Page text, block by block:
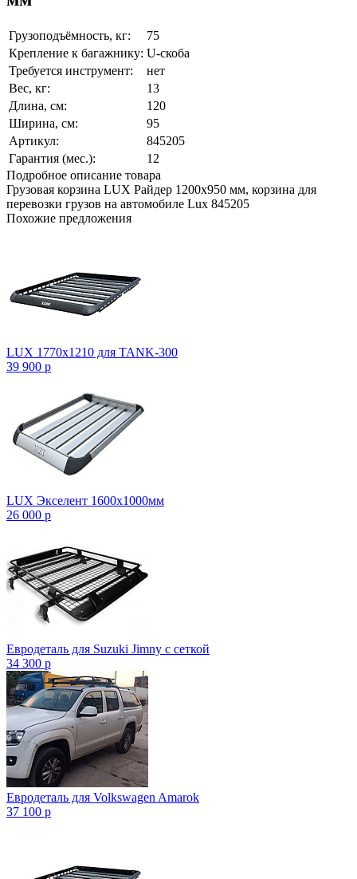
Грузоподъёмность, кг:
75
Крепление к багажнику: U-скоба
Требуется инструмент:
нет
Вес, кг:
13
Длина, см:
120
Ширина, см:
95
Артикул:
845205
Гарантия (мес.):
12
Подробное описание товара
Грузовая корзина LUX Райдер 1200х950 мм, корзина для
перевозки грузов на автомобиле Lux 845205
Похожие предложения
LUX 1770х1210 для TANK-300
39 900 p
LUX Экселент 1600х1000мм
26 000 p
Евродеталь для Suzuki Jimny с сеткой
34 300 p
Евродеталь для Volkswagen Amarok
37 100 p